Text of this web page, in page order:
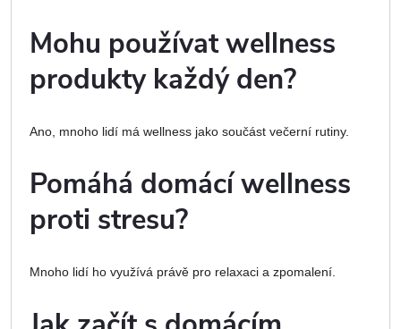
Mohu používat wellness
produkty každý den?
Ano, mnoho lidí má wellness jako součást večerní rutiny.
Pomáhá domácí wellness
proti stresu?
Mnoho lidí ho využívá právě pro relaxaci a zpomalení.